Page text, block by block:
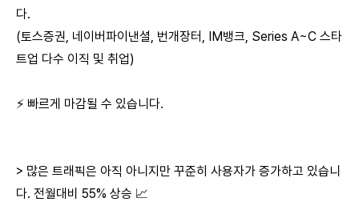
다.
(토스증권, 네이버파이낸셜, 번개장터, IM뱅크, Series A~C 스타
트업 다수 이직 및 취업)
⚡ 빠르게 마감될 수 있습니다.
> 많은 트래픽은 아직 아니지만 꾸준히 사용자가 증가하고 있습니
다. 전월대비 55% 상승 📈